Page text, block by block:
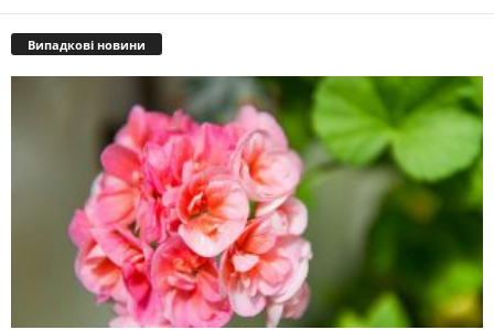
Випадкові новини